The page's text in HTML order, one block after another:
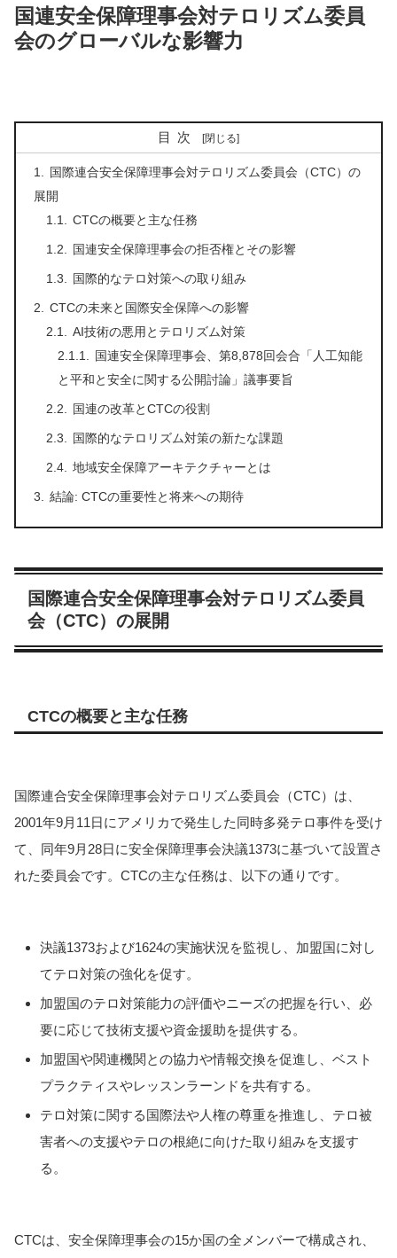
国連安全保障理事会対テロリズム委員
会のグローバルな影響力
目次
国際連合安全保障理事会対テロリズム委員会（CTC）の
展開
CTCの概要と主な任務
国連安全保障理事会の拒否権とその影響
国際的なテロ対策への取り組み
CTCの未来と国際安全保障への影響
AI技術の悪用とテロリズム対策
国連安全保障理事会、第8,878回会合「人工知能
と平和と安全に関する公開討論」議事要旨
国連の改革とCTCの役割
国際的なテロリズム対策の新たな課題
地域安全保障アーキテクチャーとは
結論: CTCの重要性と将来への期待
国際連合安全保障理事会対テロリズム委員
会（CTC）の展開
CTCの概要と主な任務
国際連合安全保障理事会対テロリズム委員会（CTC）は、
2001年9月11日にアメリカで発生した同時多発テロ事件を受け
て、同年9月28日に安全保障理事会決議1373に基づいて設置さ
れた委員会です。CTCの主な任務は、以下の通りです。
決議1373および1624の実施状況を監視し、加盟国に対し
てテロ対策の強化を促す。
加盟国のテロ対策能力の評価やニーズの把握を行い、必
要に応じて技術支援や資金援助を提供する。
加盟国や関連機関との協力や情報交換を促進し、ベスト
プラクティスやレッスンラーンドを共有する。
テロ対策に関する国際法や人権の尊重を推進し、テロ被
害者への支援やテロの根絶に向けた取り組みを支援す
る。
CTCは、安全保障理事会の15か国の全メンバーで構成され、